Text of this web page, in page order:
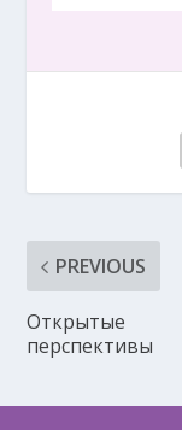
PREVIOUS
Открытые
перспективы